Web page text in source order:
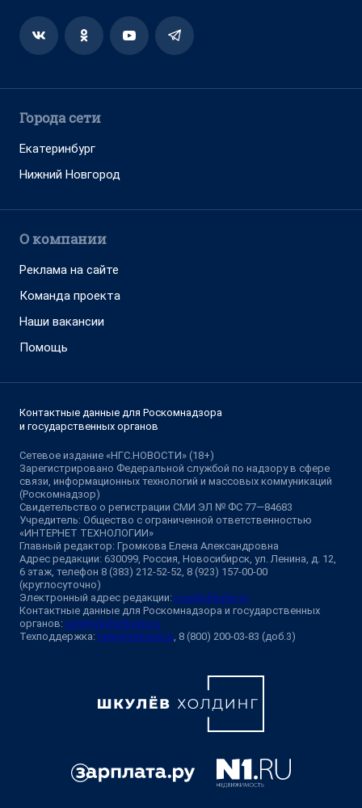
Города сети
Екатеринбург
Нижний Новгород
О компании
Реклама на сайте
Команда проекта
Наши вакансии
Помощь
Контактные данные для Роскомнадзора
и государственных органов
Сетевое издание «НГС.НОВОСТИ» (18+)
Зарегистрировано Федеральной службой по надзору в сфере
связи, информационных технологий и массовых коммуникаций
(Роскомнадзор)
Свидетельство о регистрации СМИ ЭЛ № ФС 77—84683
Учредитель: Общество с ограниченной ответственностью
«ИНТЕРНЕТ ТЕХНОЛОГИИ»
Главный редактор: Громкова Елена Александровна
Адрес редакции: 630099, Россия, Новосибирск, ул. Ленина, д. 12,
6 этаж, телефон 8 (383) 212-52-52, 8 (923) 157-00-00
(круглосуточно)
Электронный адрес редакции: ngs@shkulev.ru
Контактные данные для Роскомнадзора и государственных
органов: juristnsk@shkulev.ru
Техподдержка: help@shkulev.ru , 8 (800) 200-03-83 (доб.3)